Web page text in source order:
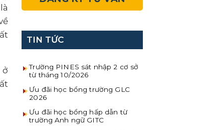
ở
TIN TỨC
Trường PINES sát nhập 2 cơ sở
từ tháng 10/2026
Ưu đãi học bổng trường GLC
2026
Ưu đãi học bổng hấp dẫn từ
trường Anh ngữ GITC